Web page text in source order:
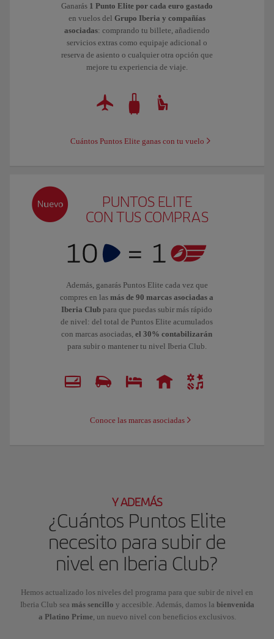
Ganarás 1 Punto Elite por cada euro gastado
en vuelos del Grupo Iberia y compañías
asociadas: comprando tu billete, añadiendo
servicios extras como equipaje adicional o
reserva de asiento o cualquier otra opción que
mejore tu experiencia de viaje.
Cuántos Puntos Elite ganas con tu vuelo
PUNTOS ELITE
CON TUS COMPRAS
Además, ganarás Puntos Elite cada vez que
compres en lasmás de 90 marcas asociadas a
Iberia Club para que puedas subir más rápido
de nivel: del total de Puntos Elite acumulados
con marcas asociadas,el 30% contabilizarán
para subir o mantener tu nivel Iberia Club.
Conoce las marcas asociadas
Y ADEMÁS
¿Cuántos Puntos Elite
necesito para subir de
nivel en Iberia Club?
Hemos actualizado los niveles del programa para que subir de nivel en
Iberia Club sea más sencillo y accesible. Además, damos la bienvenida
a Platino Prime , un nuevo nivel con beneficios exclusivos.